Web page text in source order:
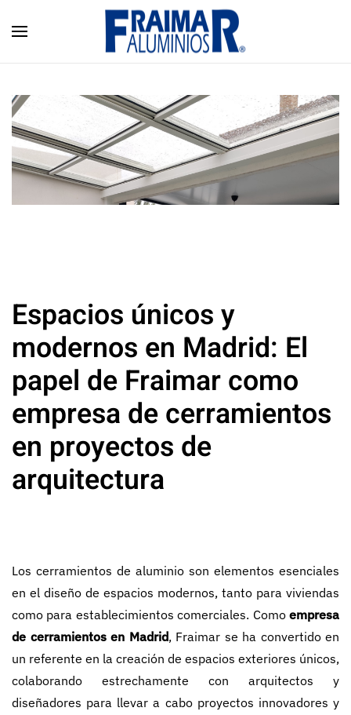
Skip to main content
Espacios únicos y
modernos en Madrid: El
papel de Fraimar como
empresa de cerramientos
en proyectos de
arquitectura
Los cerramientos de aluminio son elementos esenciales
en el diseño de espacios modernos, tanto para viviendas
como para establecimientos comerciales. Como empresa
de cerramientos en Madrid, Fraimar se ha convertido en
un referente en la creación de espacios exteriores únicos,
colaborando estrechamente con arquitectos y
diseñadores para llevar a cabo proyectos innovadores y